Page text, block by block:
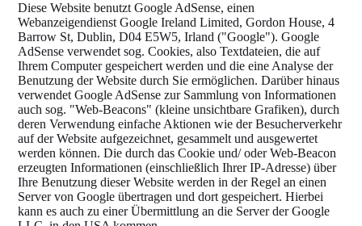
Diese Website benutzt Google AdSense, einen
Webanzeigendienst Google Ireland Limited, Gordon House, 4
Barrow St, Dublin, D04 E5W5, Irland ("Google"). Google
AdSense verwendet sog. Cookies, also Textdateien, die auf
Ihrem Computer gespeichert werden und die eine Analyse der
Benutzung der Website durch Sie ermöglichen. Darüber hinaus
verwendet Google AdSense zur Sammlung von Informationen
auch sog. "Web-Beacons" (kleine unsichtbare Grafiken), durch
deren Verwendung einfache Aktionen wie der Besucherverkehr
auf der Website aufgezeichnet, gesammelt und ausgewertet
werden können. Die durch das Cookie und/ oder Web-Beacon
erzeugten Informationen (einschließlich Ihrer IP-Adresse) über
Ihre Benutzung dieser Website werden in der Regel an einen
Server von Google übertragen und dort gespeichert. Hierbei
kann es auch zu einer Übermittlung an die Server der Google